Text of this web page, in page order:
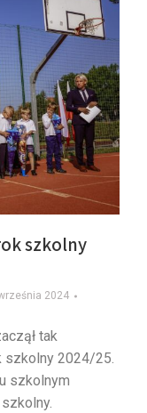
szkolny
2024
tak
szkolny 2024/25.
szkolnym